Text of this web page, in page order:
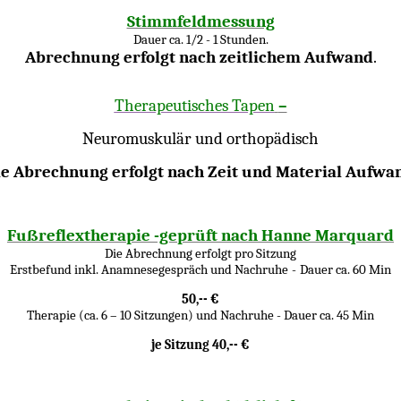
Stimmfeldmessung
Dauer ca. 1/2 - 1 Stunden.
Abrechnung erfolgt nach zeitlichem Aufwand.
Therapeutisches Tapen –
Neuromuskulär und orthopädisch
Abrechnung erfolgt nach Zeit und Material
Fußreflextherapie -geprüft nach Hanne Marquard
Die Abrechnung erfolgt pro Sitzung
Erstbefund inkl. Anamnesegespräch und Nachruhe - Dauer ca. 60 Min
50,-- €
Therapie (ca. 6 – 10 Sitzungen) und Nachruhe - Dauer ca. 45 Min
je Sitzung 40,-- €